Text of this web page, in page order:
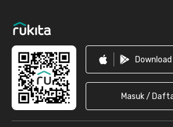
Masuk /